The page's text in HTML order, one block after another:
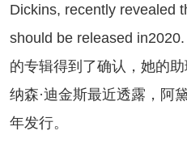
Dickins, recently revealed
should be released in2020.
的专辑得到了确认，她的
纳森·迪金斯最近透露，阿
年发行。